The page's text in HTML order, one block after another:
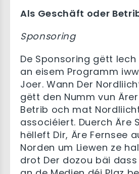
Als Geschäft oder
Sponsoring
De Sponsoring gëtt
an eisem Programm
Joer. Wann Der
gëtt den Numm vun
Betrib och mat
associéiert. Duerch Äre
hëlleft Dir, Äre Fernsee
Norden um Liewen ze
drot Der dozou bäi